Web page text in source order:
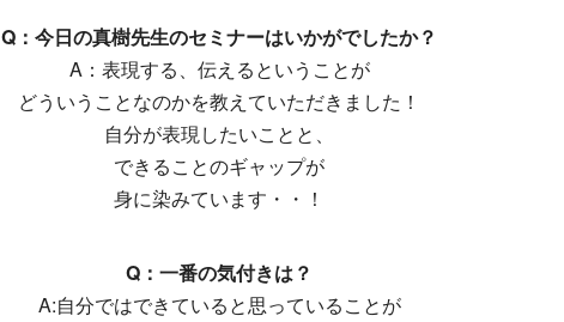
Q：今日の真樹先生のセミナーはいかがでしたか？
A：表現する、伝えるということが
どういうことなのかを教えていただきました！
自分が表現したいことと、
できることのギャップが
身に染みています・・！
Q：一番の気付きは？
A:自分ではできていると思っていることが